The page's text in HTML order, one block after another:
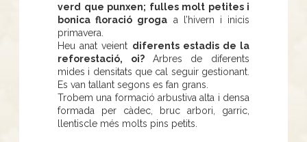
verd que punxen; fulles molt petites i
bonica floració groga a l’hivern i inicis
primavera.
Heu anat veient diferents estadis de la
reforestació, oi? Arbres de diferents
mides i densitats que cal seguir gestionant.
Es van tallant segons es fan grans.
Trobem una formació arbustiva alta i densa
formada per càdec, bruc arbori, garric,
llentiscle més molts pins petits.